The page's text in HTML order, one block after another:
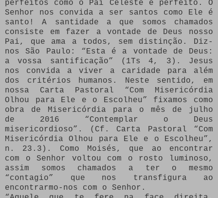
perfeitos como o Pai Celeste é perfeito. O
Senhor nos convida a ser santos como Ele é
santo! A santidade a que somos chamados
consiste em fazer a vontade de Deus nosso
Pai, que ama a todos, sem distinção. Diz-
nos São Paulo: “Esta é a vontade de Deus:
a vossa santificação” (1Ts 4, 3). Jesus
nos convida a viver a caridade para além
dos critérios humanos. Neste sentido, em
nossa Carta Pastoral “Com Misericórdia
Olhou para Ele e o Escolheu” fixamos como
obra de Misericórdia para o mês de julho
de 2016 “Contemplar o Deus
misericordioso”. (Cf. Carta Pastoral “Com
Misericórdia Olhou para Ele e o Escolheu”,
n. 23.3). Como Moisés, que ao encontrar
com o Senhor voltou com o rosto luminoso,
assim somos chamados a ter o mesmo
“contagio” que nos transfigura ao
encontrarmo-nos com o Senhor.